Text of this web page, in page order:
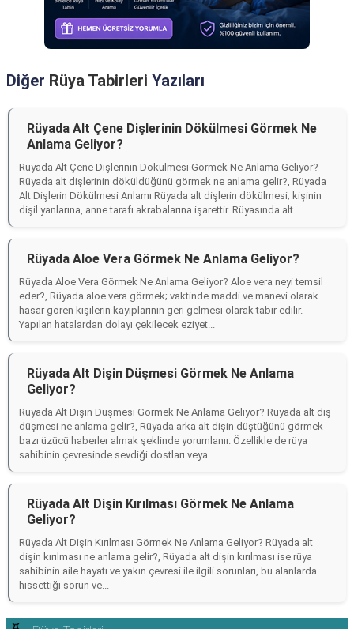
Diğer Rüya Tabirleri Yazıları
Rüyada Alt Çene Dişlerinin Dökülmesi Görmek Ne
Anlama Geliyor?
Rüyada Alt Çene Dişlerinin Dökülmesi Görmek Ne Anlama Geliyor?
Rüyada alt dişlerinin döküldüğünü görmek ne anlama gelir?, Rüyada
Alt Dişlerin Dökülmesi Anlamı Rüyada alt dişlerin dökülmesi; kişinin
dişil yanlarına, anne tarafı akrabalarına işarettir. Rüyasında alt...
Rüyada Aloe Vera Görmek Ne Anlama Geliyor?
Rüyada Aloe Vera Görmek Ne Anlama Geliyor? Aloe vera neyi temsil
eder?, Rüyada aloe vera görmek; vaktinde maddi ve manevi olarak
hasar gören kişilerin kayıplarının geri gelmesi olarak tabir edilir.
Yapılan hatalardan dolayı çekilecek eziyet...
Rüyada Alt Dişin Düşmesi Görmek Ne Anlama
Geliyor?
Rüyada Alt Dişin Düşmesi Görmek Ne Anlama Geliyor? Rüyada alt diş
düşmesi ne anlama gelir?, Rüyada arka alt dişin düştüğünü görmek
bazı üzücü haberler almak şeklinde yorumlanır. Özellikle de rüya
sahibinin çevresinde sevdiği dostları veya...
Rüyada Alt Dişin Kırılması Görmek Ne Anlama
Geliyor?
Rüyada Alt Dişin Kırılması Görmek Ne Anlama Geliyor? Rüyada alt
dişin kırılması ne anlama gelir?, Rüyada alt dişin kırılması ise rüya
sahibinin aile hayatı ve yakın çevresi ile ilgili sorunları, bu alanlarda
hissettiği sorun ve...